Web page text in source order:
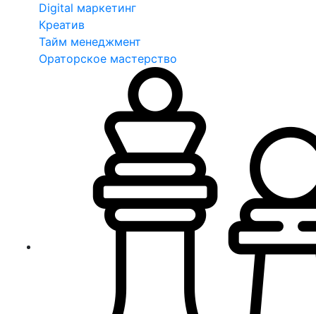
Digital маркетинг
Креатив
Тайм менеджмент
Ораторское мастерство